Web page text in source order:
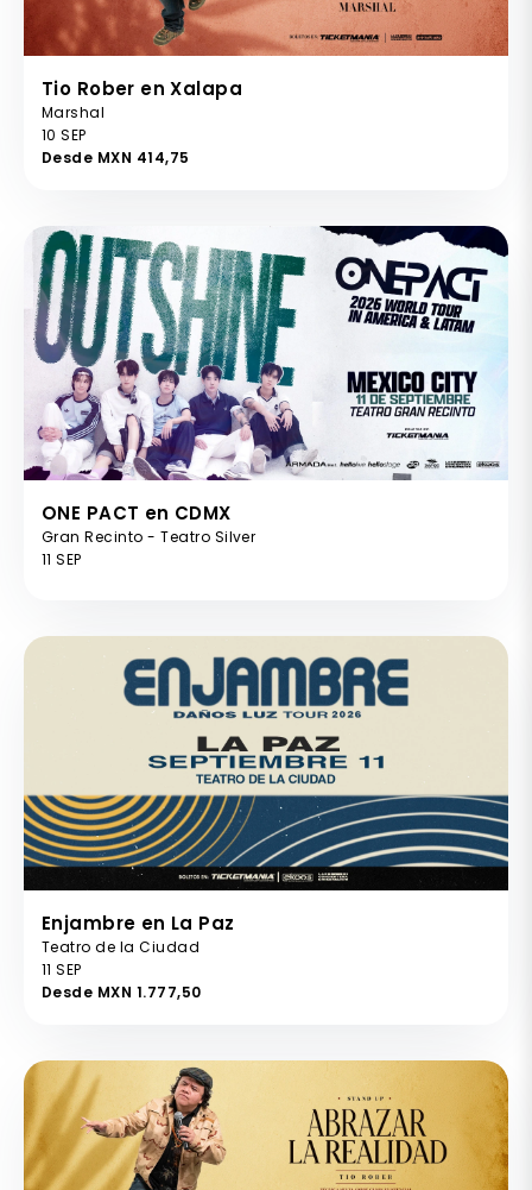
Tio Rober en Xalapa
Marshal
10 SEP
Desde MXN 414,75
ONE PACT en CDMX
Gran Recinto - Teatro Silver
11 SEP
Enjambre en La Paz
Teatro de la Ciudad
11 SEP
Desde MXN 1.777,50